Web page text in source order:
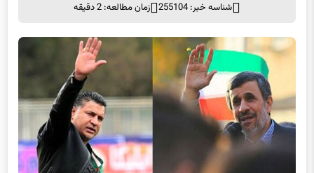
شناسه خبر: 255104
زمان مطالعه: 2 دقیقه